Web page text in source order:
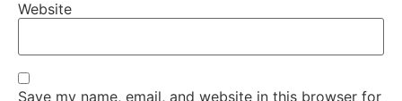
Website
Save my name, email, and website in this browser for